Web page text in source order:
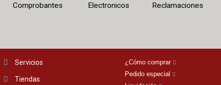
Comprobantes Electronicos Reclamaciones
Servicios
Tiendas
¿Cómo comprar
Pedido especial